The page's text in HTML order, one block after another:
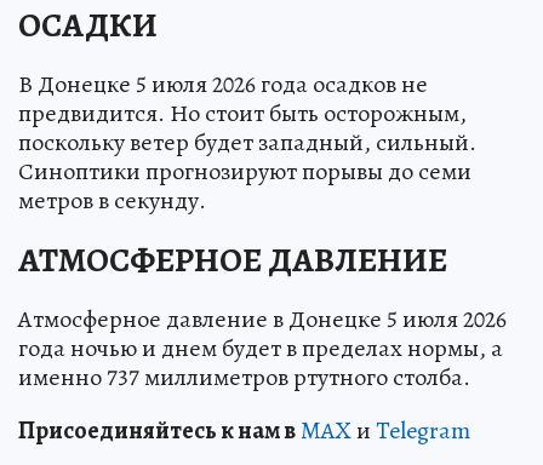
ОСАДКИ
В Донецке 5 июля 2026 года осадков не
предвидится. Но стоит быть осторожным,
поскольку ветер будет западный, сильный.
Синоптики прогнозируют порывы до семи
метров в секунду.
АТМОСФЕРНОЕ ДАВЛЕНИЕ
Атмосферное давление в Донецке 5 июля 2026
года ночью и днем будет в пределах нормы, а
именно 737 миллиметров ртутного столба.
Присоединяйтесь к нам вMAXиTelegram